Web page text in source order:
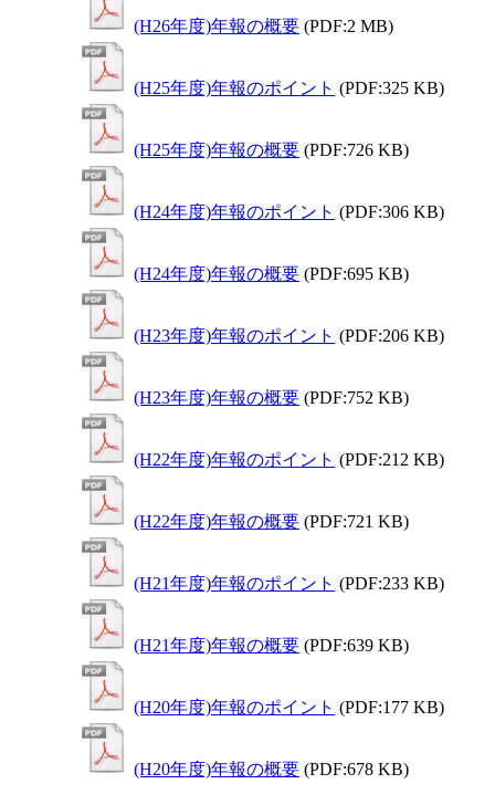
(H26年度)年報の概要 (PDF:2 MB)
(H25年度)年報のポイント (PDF:325 KB)
(H25年度)年報の概要 (PDF:726 KB)
(H24年度)年報のポイント (PDF:306 KB)
(H24年度)年報の概要 (PDF:695 KB)
(H23年度)年報のポイント (PDF:206 KB)
(H23年度)年報の概要 (PDF:752 KB)
(H22年度)年報のポイント (PDF:212 KB)
(H22年度)年報の概要 (PDF:721 KB)
(H21年度)年報のポイント (PDF:233 KB)
(H21年度)年報の概要 (PDF:639 KB)
(H20年度)年報のポイント (PDF:177 KB)
(H20年度)年報の概要 (PDF:678 KB)